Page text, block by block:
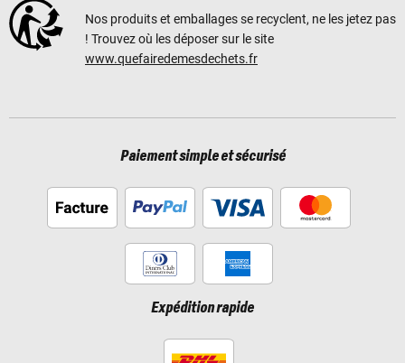
Nos produits et emballages se recyclent, ne les jetez pas
! Trouvez où les déposer sur le site
www.quefairedemesdechets.fr
Paiement simple et sécurisé
Expédition rapide